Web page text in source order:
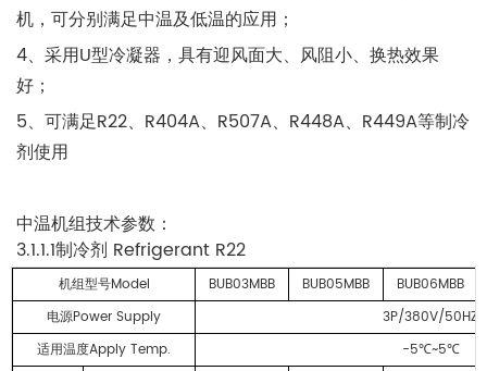
机，可分别满足中温及低温的应用；
4、采用U型冷凝器，具有迎风面大、风阻小、换热效果
好；
5、可满足R22、R404A、R507A、R448A、R449A等制冷
剂使用
中温机组技术参数：
3.1.1.1制冷剂 Refrigerant R22
机组型号Model BUB03MBB BUB05MBB BUB06MBB
电源Power Supply 3P/380V/50HZ
适用温度Apply Temp. -5℃~5℃